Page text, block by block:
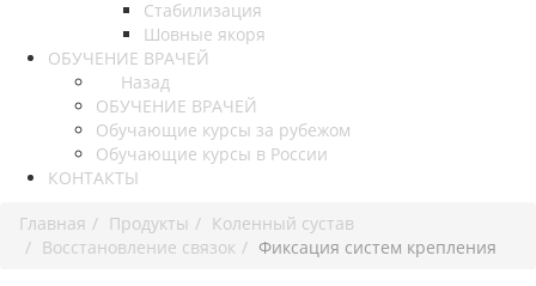
Стабилизация
Шовные якоря
ОБУЧЕНИЕ ВРАЧЕЙ
Назад
ОБУЧЕНИЕ ВРАЧЕЙ
Обучающие курсы за рубежом
Обучающие курсы в России
КОНТАКТЫ
Главная
Продукты
Коленный сустав
Восстановление связок
Фиксация систем крепления